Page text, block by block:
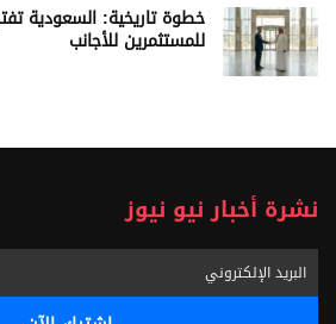
خطوة تاريخية: السعودية
للمستثمرين للأجانب
نشرة أخبار نيو نيوز